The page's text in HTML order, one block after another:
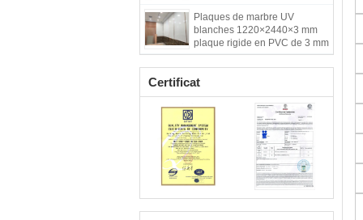
Plaques de marbre UV
blanches 1220×2440×3 mm
plaque rigide en PVC de 3 mm
Certificat